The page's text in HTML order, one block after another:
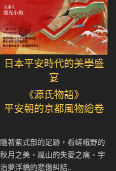
日本平安時代的美學盛
宴
《源氏物語》
平安朝的京都風物繪卷
隨著紫式部的足跡，看嵯峨野的
秋月之美、嵐山的失愛之痛、宇
治夢浮橋的悲傷糾結..